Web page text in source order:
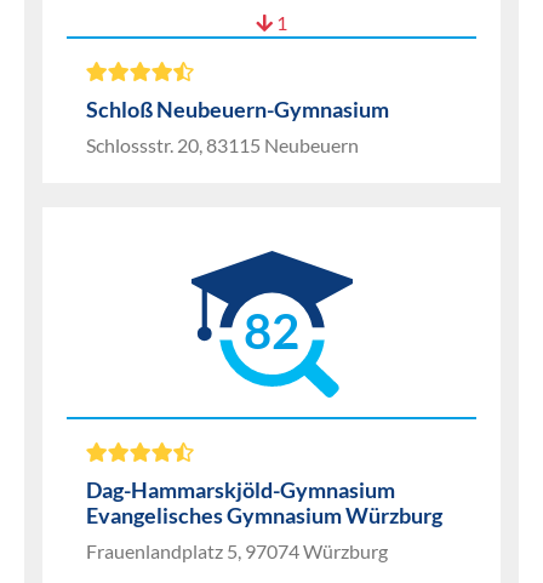
1
Schloß Neubeuern-Gymnasium
Schlossstr. 20, 83115 Neubeuern
82
Dag-Hammarskjöld-Gymnasium
Evangelisches Gymnasium Würzburg
Frauenlandplatz 5, 97074 Würzburg